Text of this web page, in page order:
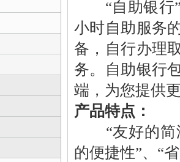
“自助银行”
小时自助服务
备，自行办理
务。自助银行
端，为您提供
产品特点：
“友好的简洁
的便捷性”、“